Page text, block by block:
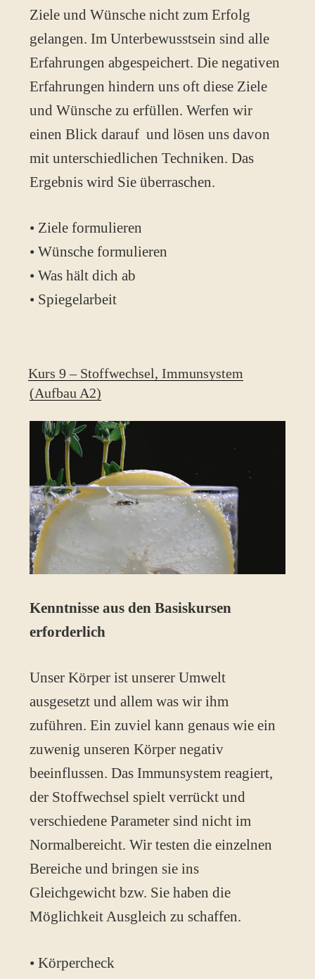
Ziele und Wünsche nicht zum Erfolg
gelangen. Im Unterbewusstsein sind alle
Erfahrungen abgespeichert. Die negativen
Erfahrungen hindern uns oft diese Ziele
und Wünsche zu erfüllen. Werfen wir
einen Blick darauf und lösen uns davon
mit unterschiedlichen Techniken. Das
Ergebnis wird Sie überraschen.
• Ziele formulieren
• Wünsche formulieren
• Was hält dich ab
• Spiegelarbeit
Kurs 9 – Stoffwechsel, Immunsystem
(Aufbau A2)
Kenntnisse aus den Basiskursen
erforderlich
Unser Körper ist unserer Umwelt
ausgesetzt und allem was wir ihm
zuführen. Ein zuviel kann genaus wie ein
zuwenig unseren Körper negativ
beeinflussen. Das Immunsystem reagiert,
der Stoffwechsel spielt verrückt und
verschiedene Parameter sind nicht im
Normalbereicht. Wir testen die einzelnen
Bereiche und bringen sie ins
Gleichgewicht bzw. Sie haben die
Möglichkeit Ausgleich zu schaffen.
• Körpercheck